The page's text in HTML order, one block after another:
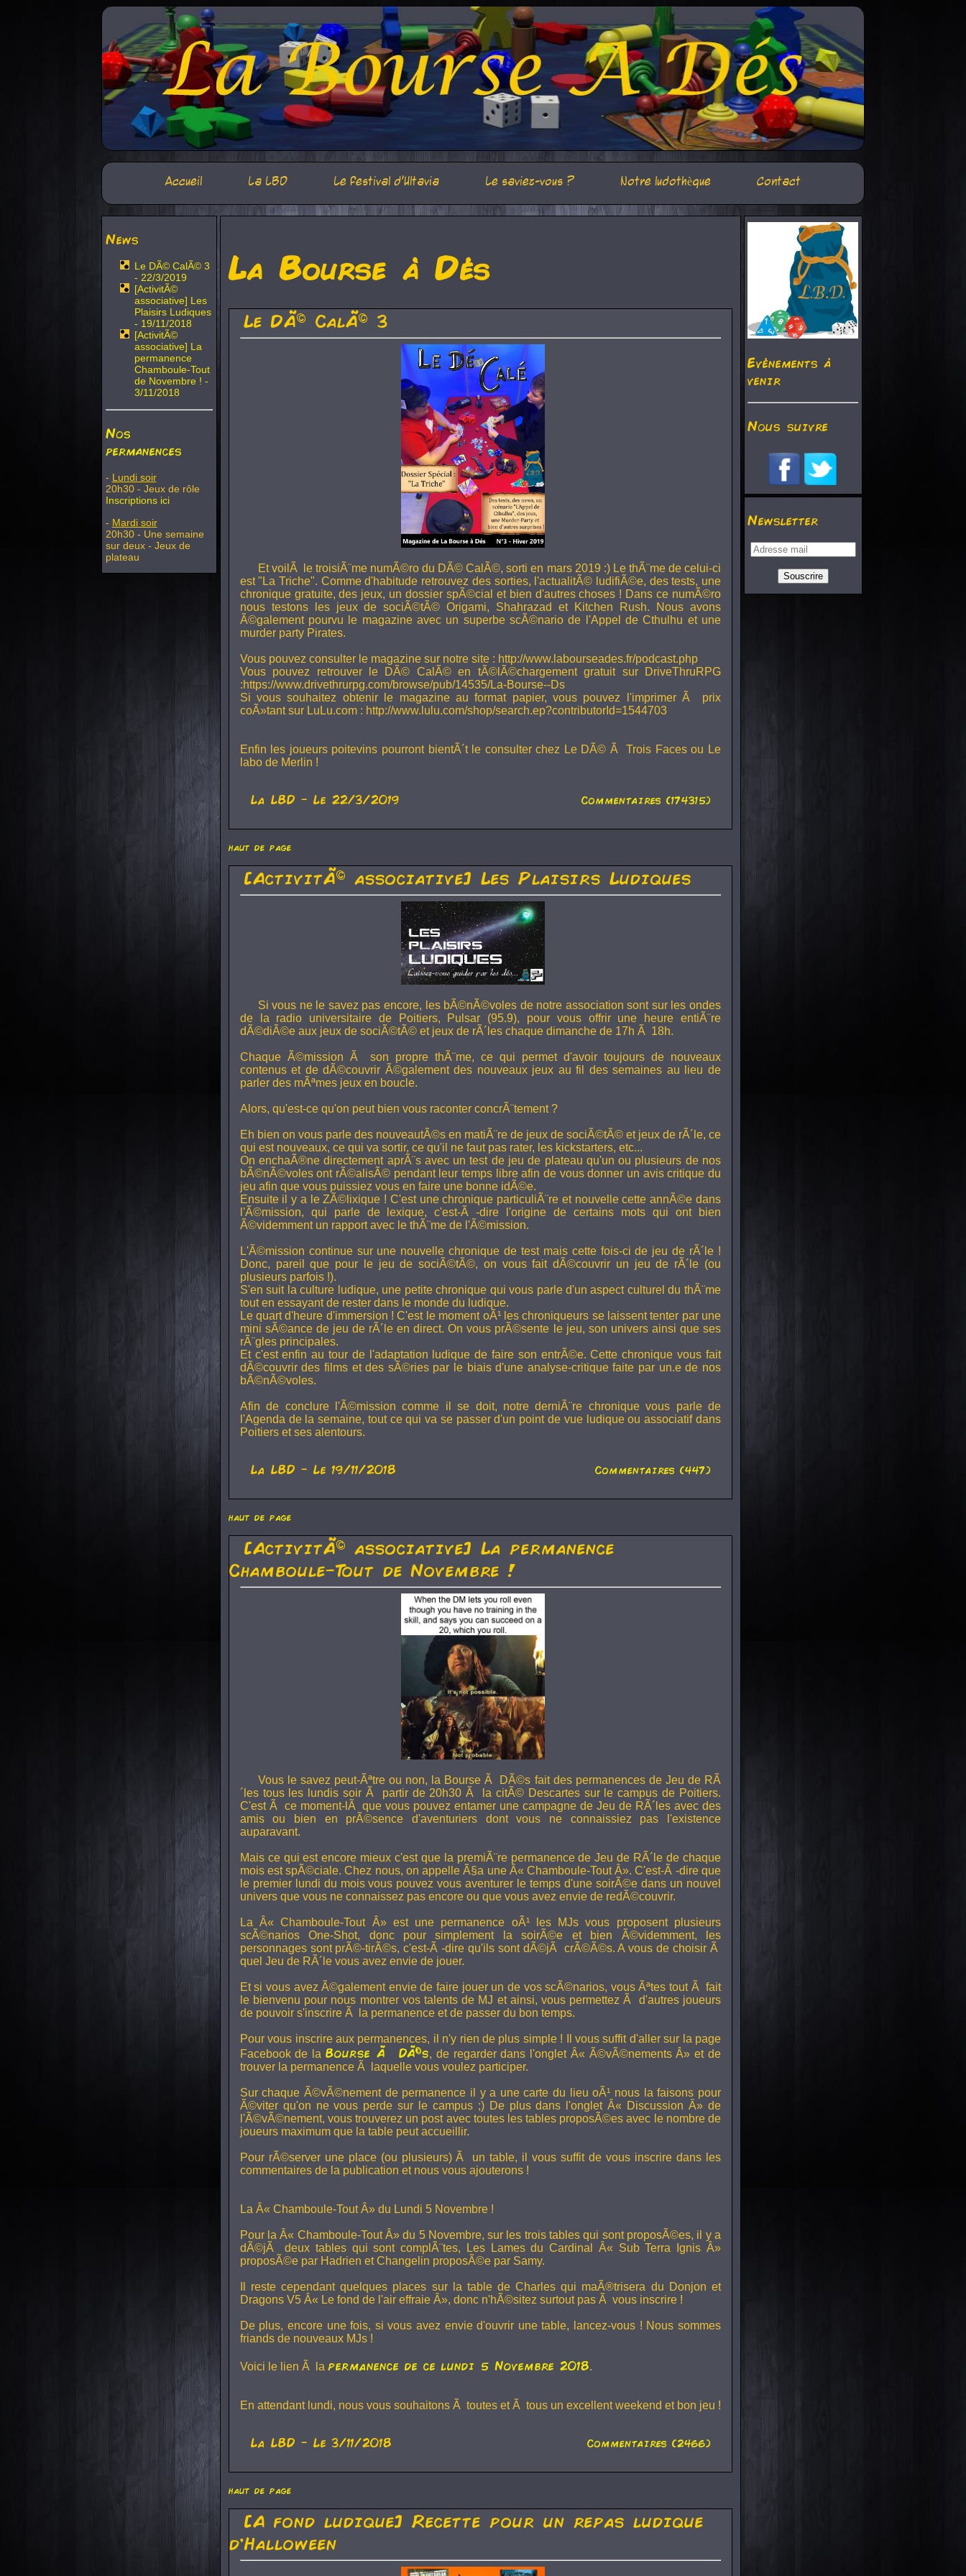
Accueil La LBD Le festival d'Ultavia Le saviez-vous ? Notre ludothèque Contact
News
Le DÃ© CalÃ© 3
- 22/3/2019
[ActivitÃ©
associative] Les
Plaisirs Ludiques
- 19/11/2018
[ActivitÃ©
associative] La
permanence
Chamboule-Tout
de Novembre ! -
3/11/2018
Nos
permanences
- Lundi soir
20h30 - Jeux de rôle
Inscriptions ici
- Mardi soir
20h30 - Une semaine
sur deux - Jeux de
plateau
La Bourse à Dés
Le DÃ© CalÃ© 3
Et voilÃ le troisiÃ¨me numÃ©ro du DÃ© CalÃ©, sorti en mars 2019 :) Le thÃ¨me de celui-ci
est "La Triche". Comme d'habitude retrouvez des sorties, l'actualitÃ© ludifiÃ©e, des tests, une
chronique gratuite, des jeux, un dossier spÃ©cial et bien d'autres choses ! Dans ce numÃ©ro
nous testons les jeux de sociÃ©tÃ© Origami, Shahrazad et Kitchen Rush. Nous avons
Ã©galement pourvu le magazine avec un superbe scÃ©nario de l'Appel de Cthulhu et une
murder party Pirates.
Vous pouvez consulter le magazine sur notre site : http://www.labourseades.fr/podcast.php
Vous pouvez retrouver le DÃ© CalÃ© en tÃ©lÃ©chargement gratuit sur DriveThruRPG
:https://www.drivethrurpg.com/browse/pub/14535/La-Bourse--Ds
Si vous souhaitez obtenir le magazine au format papier, vous pouvez l'imprimer Ã prix
coÃ»tant sur LuLu.com : http://www.lulu.com/shop/search.ep?contributorId=1544703
Enfin les joueurs poitevins pourront bientÃ´t le consulter chez Le DÃ© Ã Trois Faces ou Le
labo de Merlin !
La LBD - Le 22/3/2019 Commentaires (174315)
haut de page
[ActivitÃ© associative] Les Plaisirs Ludiques
Si vous ne le savez pas encore, les bÃ©nÃ©voles de notre association sont sur les ondes
de la radio universitaire de Poitiers, Pulsar (95.9), pour vous offrir une heure entiÃ¨re
dÃ©diÃ©e aux jeux de sociÃ©tÃ© et jeux de rÃ´les chaque dimanche de 17h Ã 18h.
Chaque Ã©mission Ã son propre thÃ¨me, ce qui permet d'avoir toujours de nouveaux
contenus et de dÃ©couvrir Ã©galement des nouveaux jeux au fil des semaines au lieu de
parler des mÃªmes jeux en boucle.
Alors, qu'est-ce qu'on peut bien vous raconter concrÃ¨tement ?
Eh bien on vous parle des nouveautÃ©s en matiÃ¨re de jeux de sociÃ©tÃ© et jeux de rÃ´le, ce
qui est nouveaux, ce qui va sortir, ce qu'il ne faut pas rater, les kickstarters, etc...
On enchaÃ®ne directement aprÃ¨s avec un test de jeu de plateau qu'un ou plusieurs de nos
bÃ©nÃ©voles ont rÃ©alisÃ© pendant leur temps libre afin de vous donner un avis critique du
jeu afin que vous puissiez vous en faire une bonne idÃ©e.
Ensuite il y a le ZÃ©lixique ! C'est une chronique particuliÃ¨re et nouvelle cette annÃ©e dans
l'Ã©mission, qui parle de lexique, c'est-Ã -dire l'origine de certains mots qui ont bien
Ã©videmment un rapport avec le thÃ¨me de l'Ã©mission.
L'Ã©mission continue sur une nouvelle chronique de test mais cette fois-ci de jeu de rÃ´le !
Donc, pareil que pour le jeu de sociÃ©tÃ©, on vous fait dÃ©couvrir un jeu de rÃ´le (ou
plusieurs parfois !).
S'en suit la culture ludique, une petite chronique qui vous parle d'un aspect culturel du thÃ¨me
tout en essayant de rester dans le monde du ludique.
Le quart d'heure d'immersion ! C'est le moment oÃ¹ les chroniqueurs se laissent tenter par une
mini sÃ©ance de jeu de rÃ´le en direct. On vous prÃ©sente le jeu, son univers ainsi que ses
rÃ¨gles principales.
Et c'est enfin au tour de l'adaptation ludique de faire son entrÃ©e. Cette chronique vous fait
dÃ©couvrir des films et des sÃ©ries par le biais d'une analyse-critique faite par un.e de nos
bÃ©nÃ©voles.
Afin de conclure l'Ã©mission comme il se doit, notre derniÃ¨re chronique vous parle de
l'Agenda de la semaine, tout ce qui va se passer d'un point de vue ludique ou associatif dans
Poitiers et ses alentours.
La LBD - Le 19/11/2018 Commentaires (447)
haut de page
[ActivitÃ© associative] La permanence
Chamboule-Tout de Novembre !
Vous le savez peut-Ãªtre ou non, la Bourse Ã DÃ©s fait des permanences de Jeu de RÃ
´les tous les lundis soir Ã partir de 20h30 Ã la citÃ© Descartes sur le campus de Poitiers.
C'est Ã ce moment-lÃ que vous pouvez entamer une campagne de Jeu de RÃ´les avec des
amis ou bien en prÃ©sence d'aventuriers dont vous ne connaissiez pas l'existence
auparavant.
Mais ce qui est encore mieux c'est que la premiÃ¨re permanence de Jeu de RÃ´le de chaque
mois est spÃ©ciale. Chez nous, on appelle Ã§a une Â« Chamboule-Tout Â». C'est-Ã -dire que
le premier lundi du mois vous pouvez vous aventurer le temps d'une soirÃ©e dans un nouvel
univers que vous ne connaissez pas encore ou que vous avez envie de redÃ©couvrir.
La Â« Chamboule-Tout Â» est une permanence oÃ¹ les MJs vous proposent plusieurs
scÃ©narios One-Shot, donc pour simplement la soirÃ©e et bien Ã©videmment, les
personnages sont prÃ©-tirÃ©s, c'est-Ã -dire qu'ils sont dÃ©jÃ crÃ©Ã©s. A vous de choisir Ã
quel Jeu de RÃ´le vous avez envie de jouer.
Et si vous avez Ã©galement envie de faire jouer un de vos scÃ©narios, vous Ãªtes tout Ã fait
le bienvenu pour nous montrer vos talents de MJ et ainsi, vous permettez Ã d'autres joueurs
de pouvoir s'inscrire Ã la permanence et de passer du bon temps.
Pour vous inscrire aux permanences, il n'y rien de plus simple ! Il vous suffit d'aller sur la page
Facebook de la Bourse Ã DÃ©s, de regarder dans l'onglet Â« Ã©vÃ©nements Â» et de
trouver la permanence Ã laquelle vous voulez participer.
Sur chaque Ã©vÃ©nement de permanence il y a une carte du lieu oÃ¹ nous la faisons pour
Ã©viter qu'on ne vous perde sur le campus ;) De plus dans l'onglet Â« Discussion Â» de
l'Ã©vÃ©nement, vous trouverez un post avec toutes les tables proposÃ©es avec le nombre de
joueurs maximum que la table peut accueillir.
Pour rÃ©server une place (ou plusieurs) Ã un table, il vous suffit de vous inscrire dans les
commentaires de la publication et nous vous ajouterons !
La Â« Chamboule-Tout Â» du Lundi 5 Novembre !
Pour la Â« Chamboule-Tout Â» du 5 Novembre, sur les trois tables qui sont proposÃ©es, il y a
dÃ©jÃ deux tables qui sont complÃ¨tes,
Les Lames du Cardinal
Â« Sub Terra Ignis Â»
proposÃ©e par Hadrien etChangelin proposÃ©e par Samy.
Il reste cependant quelques places sur la table de Charles qui maÃ®trisera du Donjon et
Dragons V5Â« Le fond de l'air effraie Â», donc n'hÃ©sitez surtout pas Ã vous inscrire !
De plus, encore une fois, si vous avez envie d'ouvrir une table, lancez-vous ! Nous sommes
friands de nouveaux MJs !
Voici le lien Ã la permanence de ce lundi 5 Novembre 2018.
En attendant lundi, nous vous souhaitons Ã toutes et Ã tous un excellent weekend et bon jeu !
La LBD - Le 3/11/2018 Commentaires (2466)
haut de page
[A fond ludique] Recette pour un repas ludique
d'Halloween
Evénements à
venir
Nous suivre
Newsletter